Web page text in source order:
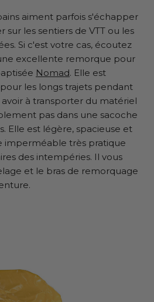
aiment parfois s'échapper
sur les sentiers de VTT ou les
Si c'est votre cas, écoutez
excellente remorque pour
Nomad. Elle est
les longs trajets pendant
à transporter du matériel
pas dans une sacoche
Elle est légère, spacieuse et
imperméable très pratique
des intempéries. Il vous
et le bras de remorquage